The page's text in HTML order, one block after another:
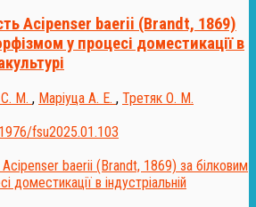
Acipenser baerii (Brandt, 1869)
у процесі доместикації в
М. , Маріуца А. Е. , Третяк О. М.
fsu2025.01.103